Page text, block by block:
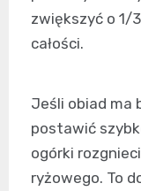
zwiększyć o 1/
całości.
Jeśli obiad ma
postawić
ogórki
ryżowego. To